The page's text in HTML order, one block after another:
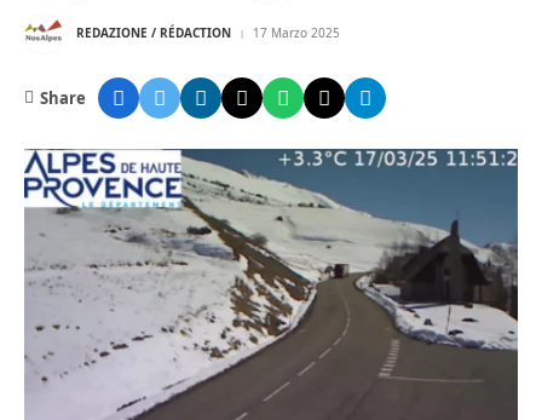
REDAZIONE / RÉDACTION 17 Marzo 2025
Share